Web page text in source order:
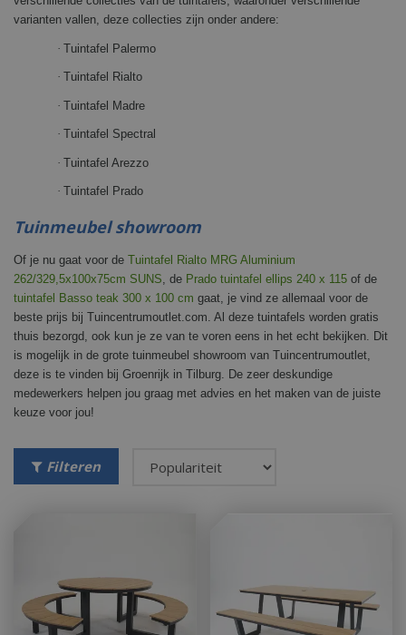
varianten vallen, deze collecties zijn onder andere:
· Tuintafel Palermo
· Tuintafel Rialto
· Tuintafel Madre
· Tuintafel Spectral
· Tuintafel Arezzo
· Tuintafel Prado
Tuinmeubel showroom
Of je nu gaat voor de Tuintafel Rialto MRG Aluminium
262/329,5x100x75cm SUNS, de Prado tuintafel ellips 240 x 115 of de
tuintafel Basso teak 300 x 100 cm gaat, je vind ze allemaal voor de
beste prijs bij Tuincentrumoutlet.com. Al deze tuintafels worden gratis
thuis bezorgd, ook kun je ze van te voren eens in het echt bekijken. Dit
is mogelijk in de grote tuinmeubel showroom van Tuincentrumoutlet,
deze is te vinden bij Groenrijk in Tilburg. De zeer deskundige
medewerkers helpen jou graag met advies en het maken van de juiste
keuze voor jou!
Filteren